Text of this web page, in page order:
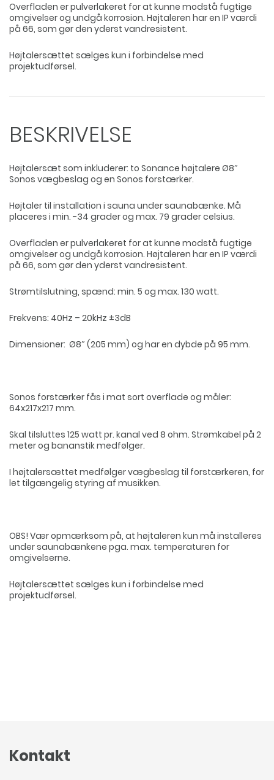
Overfladen er pulverlakeret for at kunne modstå fugtige
omgivelser og undgå korrosion. Højtaleren har en IP værdi
på 66, som gør den yderst vandresistent.
Højtalersættet sælges kun i forbindelse med
projektudførsel.
BESKRIVELSE
Højtalersæt som inkluderer: to Sonance højtalere Ø8″
Sonos vægbeslag og en Sonos forstærker.
Højtaler til installation i sauna under saunabænke. Må
placeres i min. -34 grader og max. 79 grader celsius.
Overfladen er pulverlakeret for at kunne modstå fugtige
omgivelser og undgå korrosion. Højtaleren har en IP værdi
på 66, som gør den yderst vandresistent.
Strømtilslutning, spænd: min. 5 og max. 130 watt.
Frekvens: 40Hz – 20kHz ±3dB
Dimensioner: Ø8″ (205 mm) og har en dybde på 95 mm.
Sonos forstærker fås i mat sort overflade og måler:
64x217x217 mm.
Skal tilsluttes 125 watt pr. kanal ved 8 ohm. Strømkabel på 2
meter og bananstik medfølger.
I højtalersættet medfølger vægbeslag til forstærkeren, for
let tilgængelig styring af musikken.
OBS! Vær opmærksom på, at højtaleren kun må installeres
under saunabænkene pga. max. temperaturen for
omgivelserne.
Højtalersættet sælges kun i forbindelse med
projektudførsel.
Kontakt